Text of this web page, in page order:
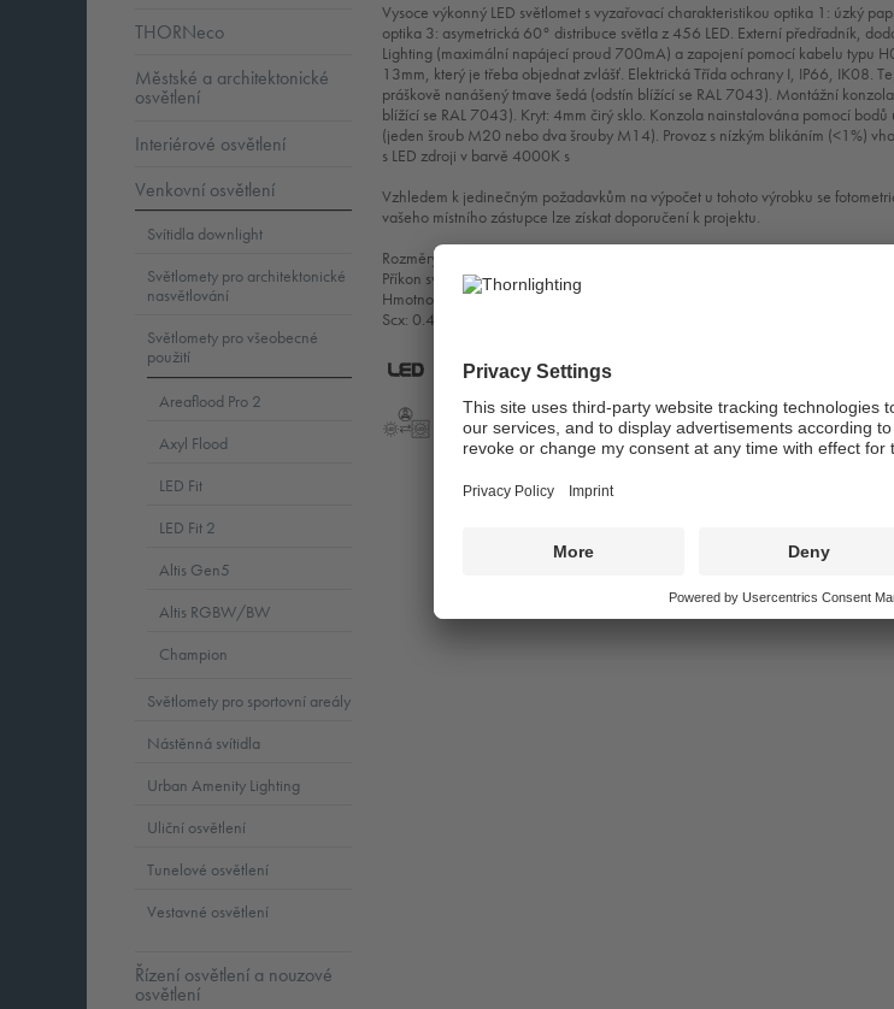
Vysoce výkonný LED světlomet s vyzařovací charakteristikou optika 1: úzký
optika 3: asymetrická 60° distribuce světla z 456 LED. Externí předřadník,
Lighting (maximální napájecí proud 700mA) a zapojení pomocí kabelu typu
13mm, který je třeba objednat zvlášť. Elektrická Třída ochrany I, IP66, IK08.
práškově nanášený tmave šedá (odstín blížící se RAL 7043). Montážní
blížící se RAL 7043). Kryt: 4mm čirý sklo. Konzola nainstalována pomocí
(jeden šroub M20 nebo dva šrouby M14). Provoz s nízkým blikáním (<1%)
s LED zdroji v barvě 4000K s
Vzhledem k jedinečným požadavkům na výpočet u tohoto výrobku se
vašeho místního zástupce lze získat doporučení k projektu.
Rozměry: 530 x 757 x 685 mm
Příkon svítidla: 942 W
Hmotnost: 30,4 kg
Scx: 0.4m² při 45°
CE
ENEC11
+
ENEC11IK08 IP66 Coast5
LLedRePSC1
THORNeco
Městské a architektonické
osvětlení
Interiérové osvětlení
Venkovní osvětlení
Svítidla downlight
Světlomety pro architektonické
nasvětlování
Světlomety pro všeobecné
použití
Areaflood Pro 2
Axyl Flood
LED Fit
LED Fit 2
Altis Gen5
Altis RGBW/BW
Champion
Světlomety pro sportovní areály
Nástěnná svítidla
Urban Amenity Lighting
Uliční osvětlení
Tunelové osvětlení
Vestavné osvětlení
Řízení osvětlení a nouzové
osvětlení